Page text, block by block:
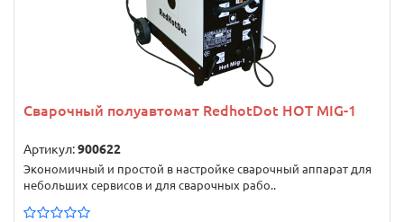
Сварочный полуавтомат RedhotDot HOT MIG-1
Артикул:900622
Экономичный и простой в настройке сварочный аппарат для
небольших сервисов и для сварочных рабо..